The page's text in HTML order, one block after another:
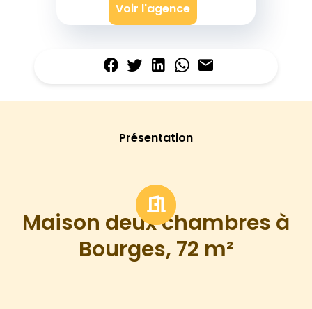
Voir l'agence
Présentation
Maison deux chambres à
Bourges, 72 m²